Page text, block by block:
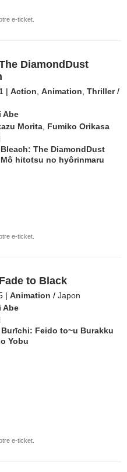
e-ticket.
DiamondDust
| Action ,Animation ,Thriller /
Abe
Morita Fumiko Orikasa
The DiamondDust
hitotsu no hyôrinmaru
e-ticket.
to Black
| Animation / Japon
Abe
Feido to~u Burakku
Yobu
e-ticket.